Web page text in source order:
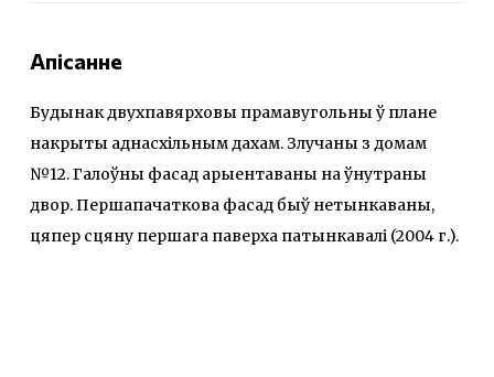
Апісанне
Будынак двухпавярховы прамавугольны ў плане
накрыты аднасхiльным дахам. Злучаны з домам
№12. Галоўны фасад арыентаваны на ўнутраны
двор. Першапачаткова фасад быў нетынкаваны,
цяпер сцяну першага паверха патынкавалі (2004 г.).